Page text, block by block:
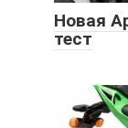
Новая
тест